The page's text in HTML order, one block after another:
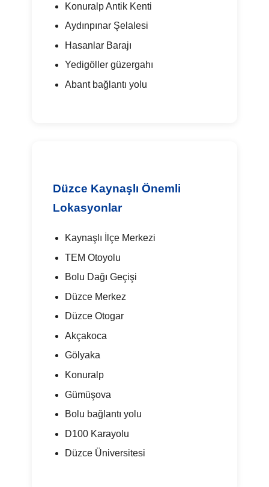
Konuralp Antik Kenti
Aydınpınar Şelalesi
Hasanlar Barajı
Yedigöller güzergahı
Abant bağlantı yolu
Düzce Kaynaşlı Önemli
Lokasyonlar
Kaynaşlı İlçe Merkezi
TEM Otoyolu
Bolu Dağı Geçişi
Düzce Merkez
Düzce Otogar
Akçakoca
Gölyaka
Konuralp
Gümüşova
Bolu bağlantı yolu
D100 Karayolu
Düzce Üniversitesi